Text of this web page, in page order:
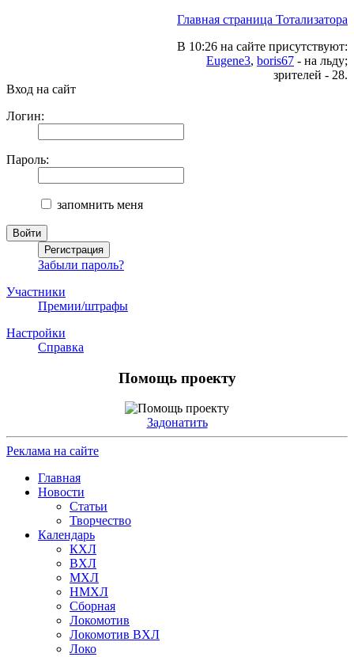
Главная страница Тотализатора
В 10:26 на сайте присутствуют:
Eugene3, boris67 - на льду;
зрителей - 28.
Вход на сайт
Логин:
Пароль:
запомнить меня
Забыли пароль?
Участники
Премии/штрафы
Настройки
Справка
Помощь проекту
Задонатить
Реклама на сайте
Главная
Новости
Статьи
Творчество
Календарь
КХЛ
ВХЛ
МХЛ
НМХЛ
Сборная
Локомотив
Локомотив ВХЛ
Локо